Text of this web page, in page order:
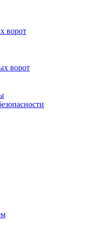
ворот
ворот